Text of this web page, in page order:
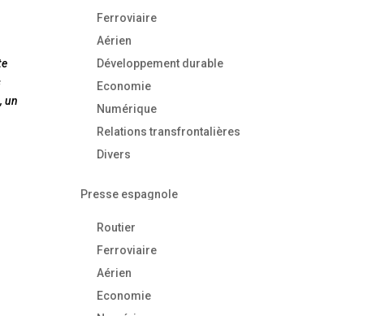
un
Ferroviaire
Aérien
Développement durable
Economie
Numérique
Relations transfrontalières
Divers
Presse espagnole
Routier
Ferroviaire
Aérien
Economie